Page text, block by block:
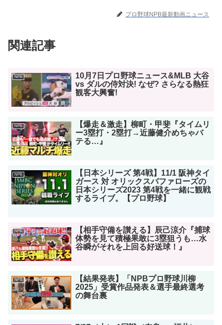
プロ野球NPB最新動画ニュース
関連記事
NPB
10月7日プロ野球ニュース&MLB 大谷
vs ダルの侍対決! なぜ? さらなる熱狂
観客大興奮!
NPB
【爆走＆激走】柳町・甲斐『タイムリ
ー3塁打・2塁打→近藤健介めちゃバ
テる…』
NPB
【日本シリーズ 第4戦】11/1 阪神タイ
ガース 対 オリックスバファローズの
日本シリーズ2023 第4戦を一緒に観戦
するライブ。【プロ野球】
NPB
【相手守備を讃える】辰己涼介『捕球
体勢を見て積極果敢に3塁狙うも…水
谷瞬がそれを上回る好送球！』
NPB
【結果発表】「NPBプロ野球川柳
2025」受賞作品発表＆選手最終選考
の舞台裏